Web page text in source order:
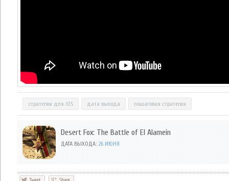
стратегии для iOS дата выхода пошаговая стратегия
Desert Fox: The Battle of El Alamein
ДАТА ВЫХОДА: 26 ИЮНЯ